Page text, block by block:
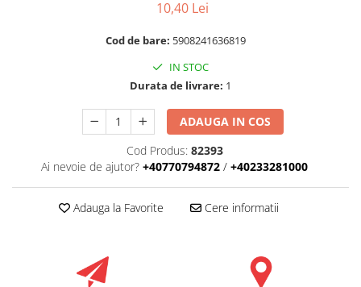
10,40 Lei
Cod de bare: 5908241636819
IN STOC
Durata de livrare: 1
ADAUGA IN COS
Cod Produs: 82393
Ai nevoie de ajutor? +40770794872 / +40233281000
Adauga la Favorite Cere informatii